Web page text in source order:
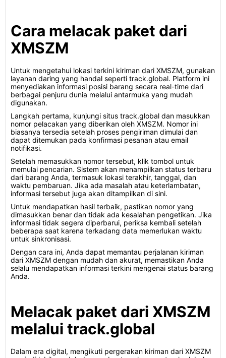
Cara melacak paket dari
XMSZM
Untuk mengetahui lokasi terkini kiriman dari XMSZM, gunakan
layanan daring yang handal seperti track.global. Platform ini
menyediakan informasi posisi barang secara real-time dari
berbagai penjuru dunia melalui antarmuka yang mudah
digunakan.
Langkah pertama, kunjungi situs track.global dan masukkan
nomor pelacakan yang diberikan oleh XMSZM. Nomor ini
biasanya tersedia setelah proses pengiriman dimulai dan
dapat ditemukan pada konfirmasi pesanan atau email
notifikasi.
Setelah memasukkan nomor tersebut, klik tombol untuk
memulai pencarian. Sistem akan menampilkan status terbaru
dari barang Anda, termasuk lokasi terakhir, tanggal, dan
waktu pembaruan. Jika ada masalah atau keterlambatan,
informasi tersebut juga akan ditampilkan di sini.
Untuk mendapatkan hasil terbaik, pastikan nomor yang
dimasukkan benar dan tidak ada kesalahan pengetikan. Jika
informasi tidak segera diperbarui, periksa kembali setelah
beberapa saat karena terkadang data memerlukan waktu
untuk sinkronisasi.
Dengan cara ini, Anda dapat memantau perjalanan kiriman
dari XMSZM dengan mudah dan akurat, memastikan Anda
selalu mendapatkan informasi terkini mengenai status barang
Anda.
Melacak paket dari XMSZM
melalui track.global
Dalam era digital, mengikuti pergerakan kiriman dari XMSZM